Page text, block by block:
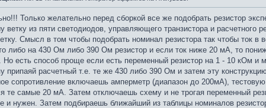
Только желательно перед сборкой все же подобрать резистор
ветку из пяти светодиодов, управляющего транзистора и
Смысл в том чтобы подобрать номинал резистора так чтобы ток
либо на 430 Ом либо 390 Ом резистор и если ток ниже 20 мА, то
есть способ проще если есть переменный резистор на 1 - 10 кОм
припаяй расчетный т.е. те же 430 либо 390 Ом и затем эту
сопротивление включаешь амперметр (диапазон до 200мА),
те самые 20 мА. Затем отключаешь схему и не трогая переменный
и нужен. Затем подбираешь ближайший из таблицы номиналов